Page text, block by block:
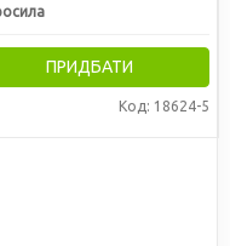
ПРИДБАТИ
Код: 18624-5